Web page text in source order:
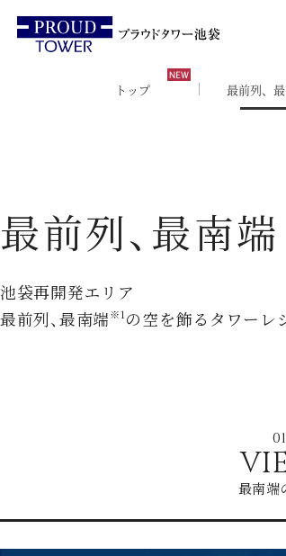
トップ 最前列、
最前列、最南端
池袋再開発エリア
最前列、最南端※1 の空を飾るタワーレ
01
最南端